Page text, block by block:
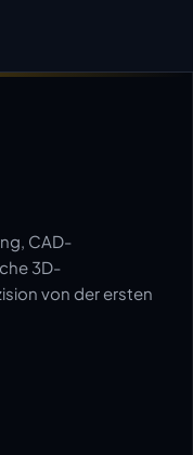
CAD-
3D-
von der ersten